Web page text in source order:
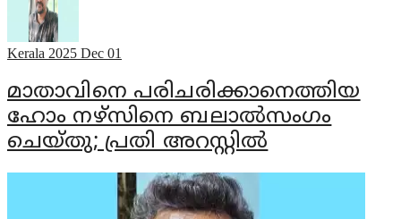
Kerala 2025 Dec 01
മാതാവിനെ പരിചരിക്കാനെത്തിയ
ഹോം നഴ്സിനെ ബലാല്‍സംഗം
ചെയ്തു; പ്രതി അറസ്റ്റില്‍